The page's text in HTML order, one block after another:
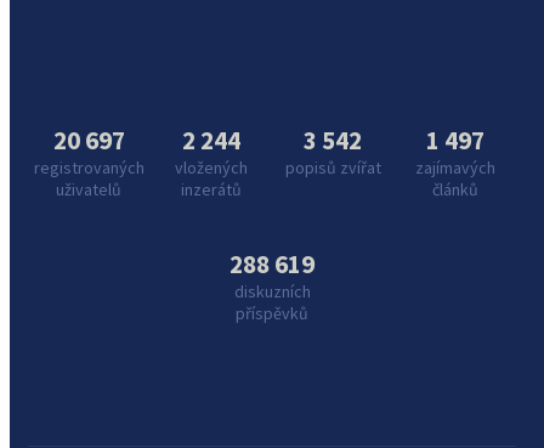
20 697
registrovaných
uživatelů
2 244
vložených
inzerátů
3 542
popisů zvířat
1 497
zajímavých
článků
288 619
diskuzních
příspěvků